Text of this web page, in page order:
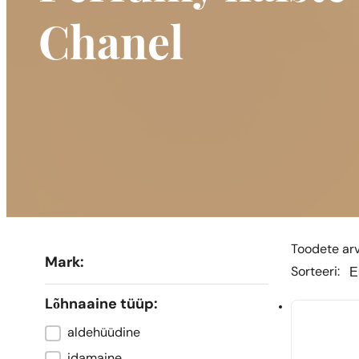
Chanel
Mark:
Lõhnaaine tüüp:
Typ zapachu
aldehüüdine
Toodete
Sorteeri: